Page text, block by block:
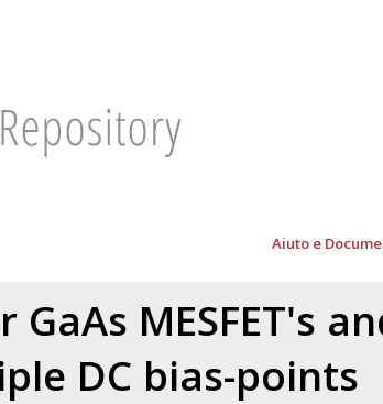
Aiuto e
MESFET's
DC bias-points